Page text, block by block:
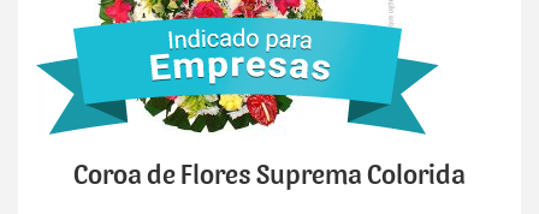
Coroa de Flores Suprema Colorida